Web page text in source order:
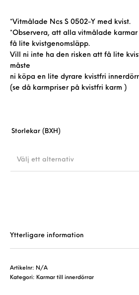
*Vitmålade Ncs S 0502-Y med kvist.
*Observera, att alla vitmålade karmar
få lite kvistgenomsläpp.
Vill ni inte ha den risken att få lite
måste
ni köpa en lite dyrare kvistfri
(se då karmpriser på kvistfri karm )
Storlekar (BXH)
Välj ett alternativ
Ytterligare information
Artikelnr: N/A
Kategori: Karmar till innerdörrar